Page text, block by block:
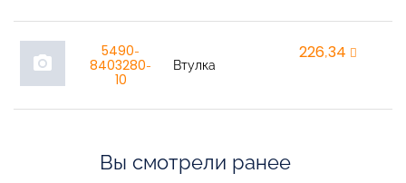
photo_camera
5490-
8403280-
10
Втулка
226,34
Вы смотрели ранее